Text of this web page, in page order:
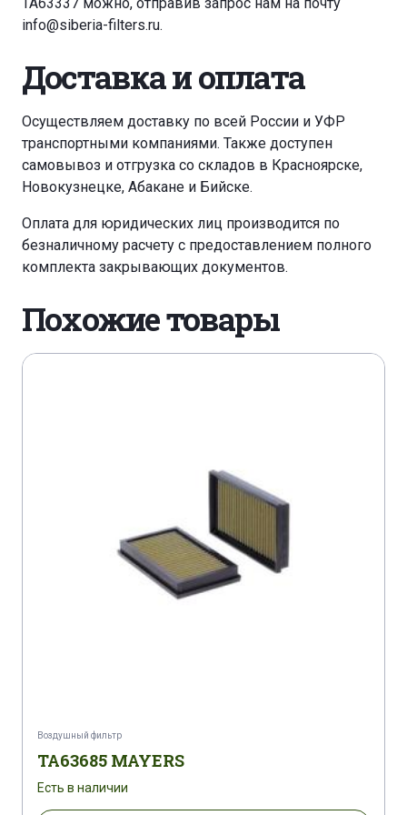
info@siberia-filters.ru.
Доставка и оплата
Осуществляем доставку по всей России и УФР
транспортными компаниями. Также доступен
самовывоз и отгрузка со складов в Красноярске,
Новокузнецке, Абакане и Бийске.
Оплата для юридических лиц производится по
безналичному расчету с предоставлением полного
комплекта закрывающих документов.
Похожие товары
Воздушный фильтр
TA63685 MAYERS
Есть в наличии